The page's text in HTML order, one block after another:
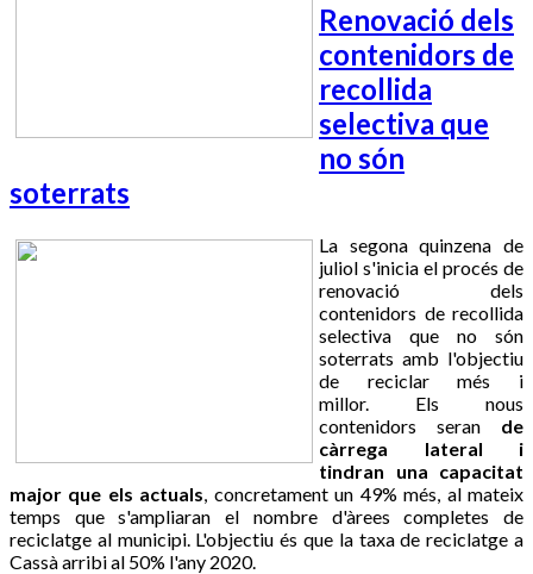
Renovació dels
contenidors de
recollida
selectiva que
no són
soterrats
La segona quinzena de
juliol s'inicia el procés de
renovació dels
contenidors de recollida
selectiva que no són
soterrats amb l'objectiu
de reciclar més i
millor. Els nous
contenidors seran de
càrrega lateral i
tindran una capacitat
major que els actuals , concretament un 49% més, al mateix
temps que s'ampliaran el nombre d'àrees completes de
reciclatge al municipi. L'objectiu és que la taxa de reciclatge a
Cassà arribi al 50% l'any 2020.